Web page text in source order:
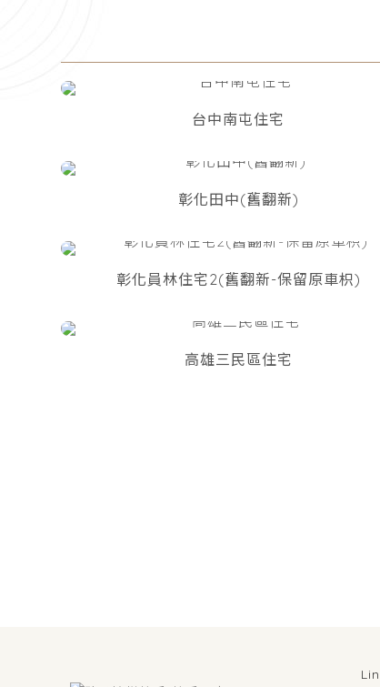
台中南屯住宅
彰化田中(舊翻新)
彰化員林住宅2(舊翻新-保留原車枳)
高雄三民區住宅